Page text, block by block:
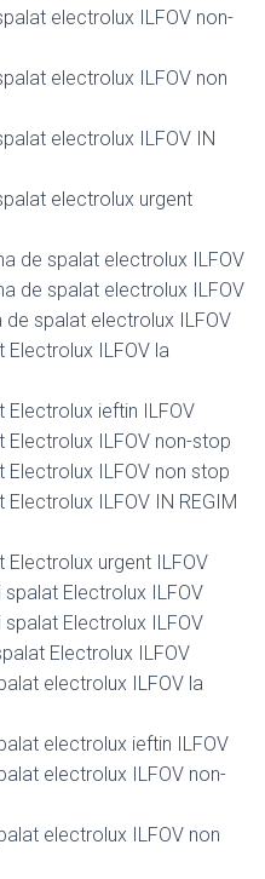
electrolux ILFOV non-
electrolux ILFOV non
electrolux ILFOV IN
electrolux urgent
de spalat electrolux ILFOV
de spalat electrolux ILFOV
spalat electrolux ILFOV
Electrolux ILFOV la
ieftin ILFOV
Electrolux ILFOV non-stop
ILFOV non stop
ILFOV IN REGIM
urgent ILFOV
Electrolux ILFOV
Electrolux ILFOV
Electrolux ILFOV
electrolux ILFOV la
electrolux ieftin ILFOV
electrolux ILFOV non-
electrolux ILFOV non